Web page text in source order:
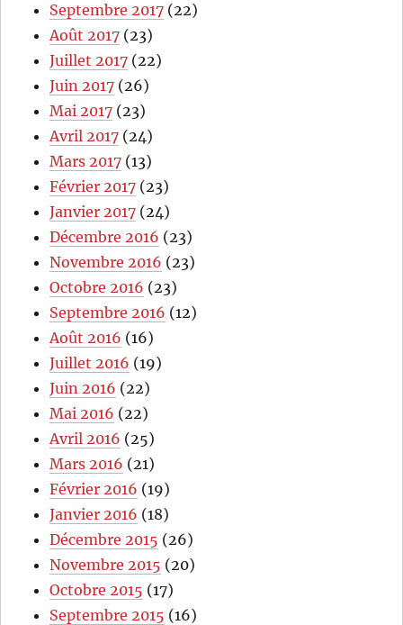
Septembre 2017 (22)
Août 2017 (23)
Juillet 2017 (22)
Juin 2017 (26)
Mai 2017 (23)
Avril 2017 (24)
Mars 2017 (13)
Février 2017 (23)
Janvier 2017 (24)
Décembre 2016 (23)
Novembre 2016 (23)
Octobre 2016 (23)
Septembre 2016 (12)
Août 2016 (16)
Juillet 2016 (19)
Juin 2016 (22)
Mai 2016 (22)
Avril 2016 (25)
Mars 2016 (21)
Février 2016 (19)
Janvier 2016 (18)
Décembre 2015 (26)
Novembre 2015 (20)
Octobre 2015 (17)
Septembre 2015 (16)